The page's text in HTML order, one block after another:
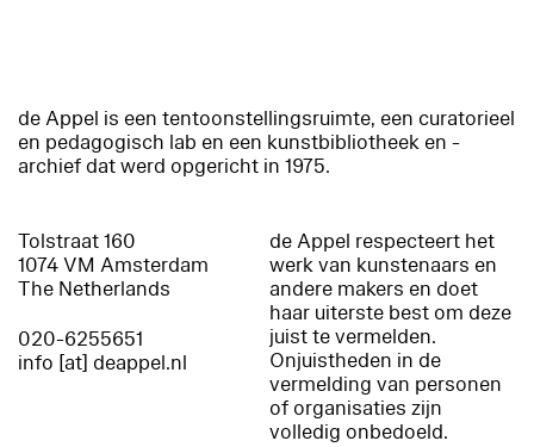
de Appel is een tentoonstellingsruimte, een curatorieel
en pedagogisch lab en een kunstbibliotheek en -
archief dat werd opgericht in 1975.
Tolstraat 160
1074 VM Amsterdam
The Netherlands
020-6255651
info [at] deappel.nl
de Appel respecteert het
werk van kunstenaars en
andere makers en doet
haar uiterste best om deze
juist te vermelden.
Onjuistheden in de
vermelding van personen
of organisaties zijn
volledig onbedoeld.